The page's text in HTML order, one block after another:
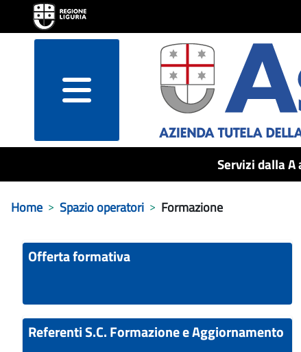
menu
Servizi dalla A
Home Spazio operatori Formazione
Offerta formativa
Referenti S.C. Formazione e Aggiornamento